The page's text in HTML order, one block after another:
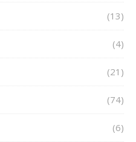
(13)
(4)
(21)
(74)
(6)